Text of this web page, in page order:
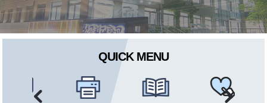
QUICK MENU